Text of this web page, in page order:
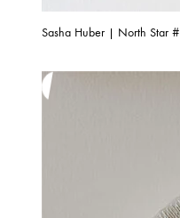
Sasha Huber | North Star #